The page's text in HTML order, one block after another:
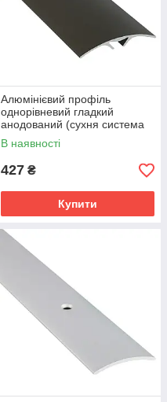
Алюмінієвий профіль
однорівневий гладкий
анодований (сухня система
кріплення) 40 мм х 2.7 м
бронза
В наявності
427 ₴
Купити